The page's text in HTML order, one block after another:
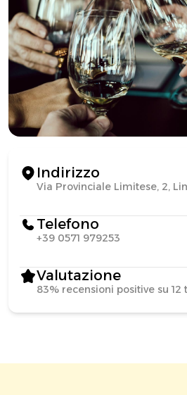
Indirizzo
Via Provinciale Limitese, 2,
Telefono
+39 0571 979253
Valutazione
83% recensioni positive su 12